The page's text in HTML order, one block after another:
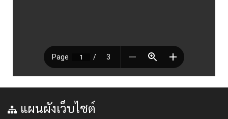
แผนผังเว็บไซต์